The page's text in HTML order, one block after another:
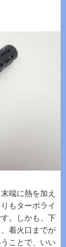
端に熱を加え
もターボライ
。しかも、下
着火口までが
ことで、いい